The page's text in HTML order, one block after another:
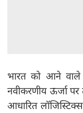
भारत को आने वाले
नवीकरणीय ऊर्जा
आधारित